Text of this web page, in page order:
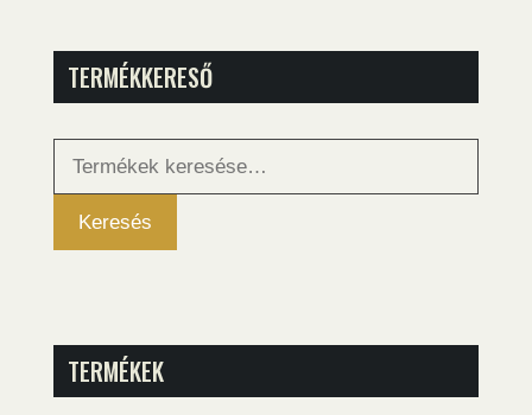
TERMÉKKERESŐ
Keresés
Keresés
TERMÉKEK